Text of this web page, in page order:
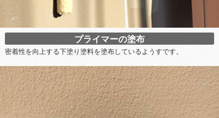
プライマーの塗布
密着性を向上する下塗り塗料を塗布しているようすです。